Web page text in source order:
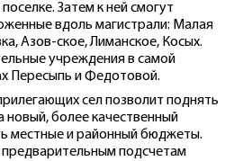
Затем к ней смогут
вдоль магистрали: Малая
Азов-ское, Лиманское, Косых.
учреждения в самой
Пересыпь и Федотовой.
сел позволит поднять
новый, более качественный
местные и районный бюджеты.
подсчетам